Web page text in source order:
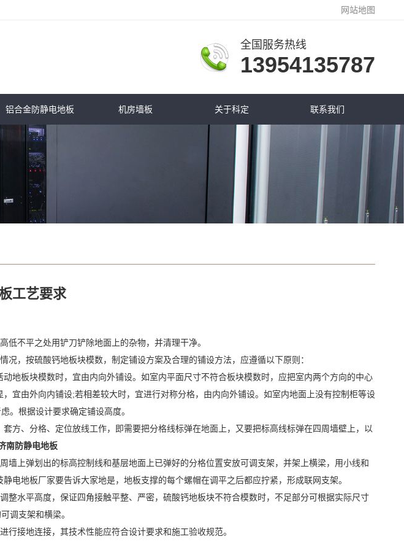
网站地图
全国服务热线
13954135787
铝合金防静电地板 机房墙板 关于科定 联系我们
工艺要求
高低不平之处用铲刀铲除地面上的杂物，并清理干净。
况，按硫酸钙地板块模数，制定铺设方案及合理的铺设方法，应遵循以下原则：
地板块模数时，宜由内向外铺设。如室内平面尺寸不符合板块模数时，应把室内两个方向的中心
宜由外向内铺设;若相差较大时，宜进行对称分格，由内向外铺设。如室内地面上没有控制柜等设
虑。根据设计要求确定铺设高度。
方、分格、定位放线工作，即需要把分格线标弹在地面上，又要把标高线标弹在四周墙壁上，以
南防静电地板
墙上弹划出的标高控制线和基层地面上已弹好的分格位置安放可调支架，并架上横梁，用小线和
静电地板厂家要告诉大家地是，地板支撑的每个螺帽在调平之后都应拧紧，形成联网支架。
整水平高度，保证四角接触平整、严密，硫酸钙地板块不符合模数时，不足部分可根据实际尺寸
可调支架和横梁。
行接地连接，其技术性能应符合设计要求和施工验收规范。